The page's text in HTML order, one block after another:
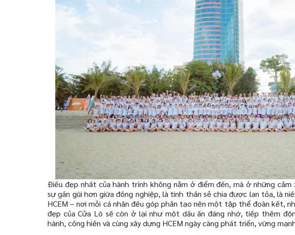
Điều đẹp nhất của hành trình không nằm ở điểm đến, mà ở những
sự gần gũi hơn giữa đồng nghiệp, là tinh thần sẻ chia được lan tỏa, là
HCEM – nơi mỗi cá nhân đều góp phần tạo nên một tập thể đoàn kết,
đẹp của Cửa Lò sẽ còn ở lại như một dấu ấn đáng nhớ, tiếp thêm
hành, cống hiến và cùng xây dựng HCEM ngày càng phát triển, vững